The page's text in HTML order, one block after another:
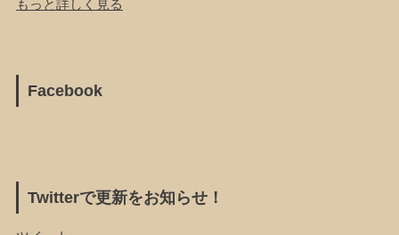
もっと詳しく見る
Facebook
Twitterで更新をお知らせ！